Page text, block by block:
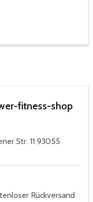
fitness-shop
Str. 11 93055
Rückversand